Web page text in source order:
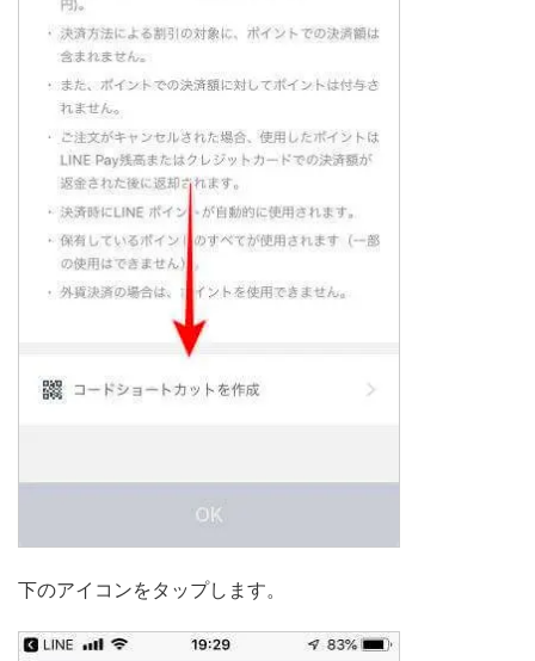
下のアイコンをタップします。